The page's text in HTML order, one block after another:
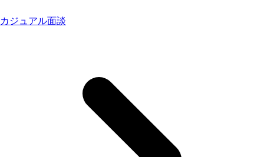
カジュアル面談